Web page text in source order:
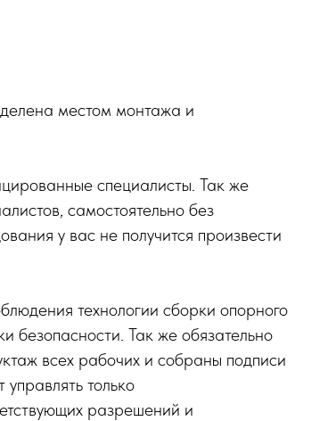
местом монтажа и
специалисты. Так же
самостоятельно без
у вас не получится произвести
технологии сборки опорного
безопасности. Так же обязательно
всех рабочих и собраны подписи
только
разрешений и